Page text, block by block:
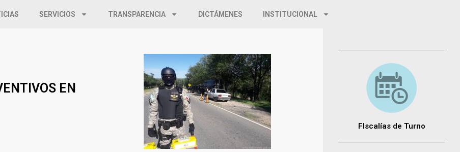
SERVICIOS TRANSPARENCIA DICTÁMENES INSTITUCIONAL
EN
FIscalías de Turno